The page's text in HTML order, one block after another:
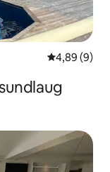
4,89 af 5 í
4,89 (9)